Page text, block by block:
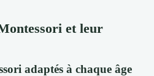
et leur
adaptés à chaque âge